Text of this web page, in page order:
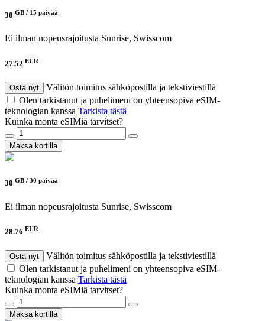
30 GB / 15 päivää
Ei ilman nopeusrajoitusta Sunrise, Swisscom
27.52 EUR
Osta nyt
Välitön toimitus sähköpostilla ja tekstiviestillä
Olen tarkistanut ja puhelimeni on yhteensopiva eSIM-
teknologian kanssa Tarkista tästä
Kuinka monta eSIMiä tarvitset?
Maksa kortilla
30 GB / 30 päivää
Ei ilman nopeusrajoitusta Sunrise, Swisscom
28.76 EUR
Osta nyt
Välitön toimitus sähköpostilla ja tekstiviestillä
Olen tarkistanut ja puhelimeni on yhteensopiva eSIM-
teknologian kanssa Tarkista tästä
Kuinka monta eSIMiä tarvitset?
Maksa kortilla